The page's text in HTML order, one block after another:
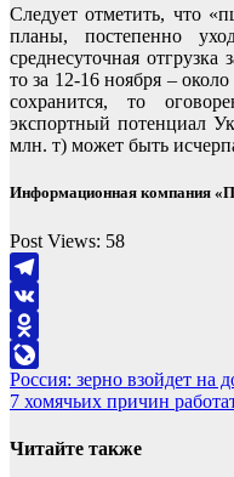
Следует отметить, что
планы, постепенно
среднесуточная отгрузка
то за 12-16 ноября –
сохранится, то
экспортный потенциал
млн. т) может быть
Информационная компания
Post Views: 58
Telegram
VK
Odnoklassniki
LiveJournal
Навигация
по
записям
Россия: зерно взойдет на
7 хомячьих причин
Читайте также